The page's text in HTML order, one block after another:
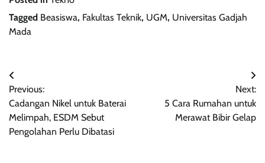
Tagged Beasiswa, Fakultas Teknik, UGM, Universitas Gadjah
Mada
Navigasi
pos
Previous:
Cadangan Nikel untuk Baterai
Melimpah, ESDM Sebut
Pengolahan Perlu Dibatasi
Next:
5 Cara Rumahan untuk
Merawat Bibir Gelap